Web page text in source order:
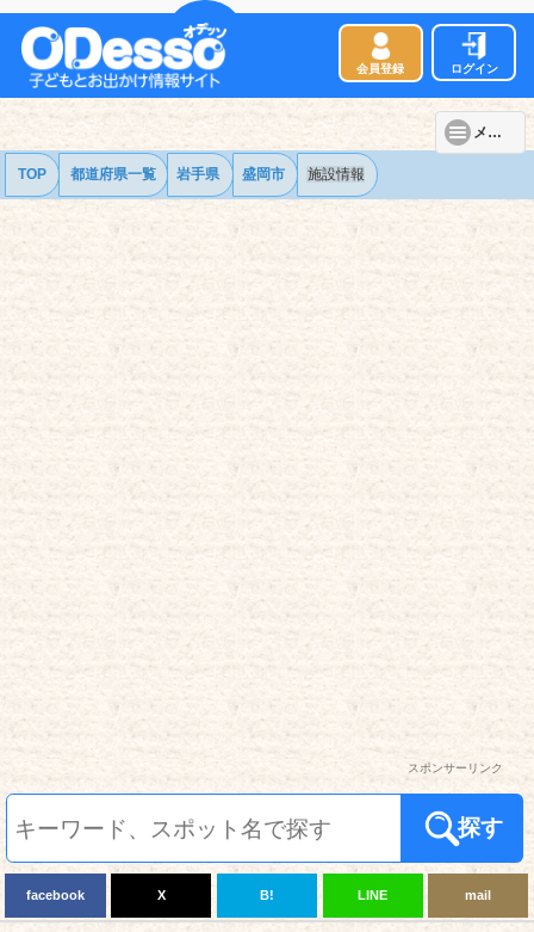
会員登録 ログイン
メニュー
TOP 都道府県一覧 岩手県 盛岡市 施設情報
スポンサーリンク
探す
facebook X B! LINE mail